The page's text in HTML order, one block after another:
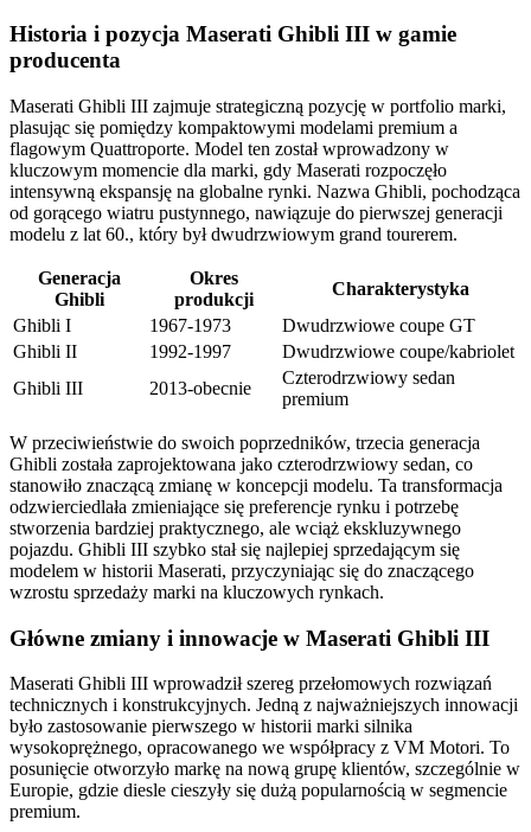
Historia i pozycja Maserati Ghibli III w gamie
producenta
Maserati Ghibli III zajmuje strategiczną pozycję w portfolio marki,
plasując się pomiędzy kompaktowymi modelami premium a
flagowym Quattroporte. Model ten został wprowadzony w
kluczowym momencie dla marki, gdy Maserati rozpoczęło
intensywną ekspansję na globalne rynki. Nazwa Ghibli, pochodząca
od gorącego wiatru pustynnego, nawiązuje do pierwszej generacji
modelu z lat 60., który był dwudrzwiowym grand tourerem.
Generacja
Ghibli
Okres
produkcji
Charakterystyka
Ghibli I
1967-1973
Dwudrzwiowe coupe GT
Ghibli II
1992-1997
Dwudrzwiowe coupe/kabriolet
Ghibli III
2013-obecnie
Czterodrzwiowy sedan
premium
W przeciwieństwie do swoich poprzedników, trzecia generacja
Ghibli została zaprojektowana jako czterodrzwiowy sedan, co
stanowiło znaczącą zmianę w koncepcji modelu. Ta transformacja
odzwierciedlała zmieniające się preferencje rynku i potrzebę
stworzenia bardziej praktycznego, ale wciąż ekskluzywnego
pojazdu. Ghibli III szybko stał się najlepiej sprzedającym się
modelem w historii Maserati, przyczyniając się do znaczącego
wzrostu sprzedaży marki na kluczowych rynkach.
Główne zmiany i innowacje w Maserati Ghibli III
Maserati Ghibli III wprowadził szereg przełomowych rozwiązań
technicznych i konstrukcyjnych. Jedną z najważniejszych innowacji
było zastosowanie pierwszego w historii marki silnika
wysokoprężnego, opracowanego we współpracy z VM Motori. To
posunięcie otworzyło markę na nową grupę klientów, szczególnie w
Europie, gdzie diesle cieszyły się dużą popularnością w segmencie
premium.